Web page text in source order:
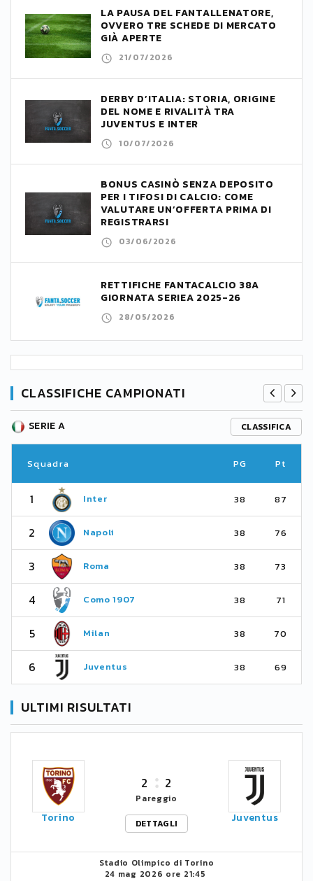
LA PAUSA DEL FANTALLENATORE,
OVVERO TRE SCHEDE DI MERCATO
GIÀ APERTE
21/07/2026
DERBY D’ITALIA: STORIA, ORIGINE
DEL NOME E RIVALITÀ TRA
JUVENTUS E INTER
10/07/2026
BONUS CASINÒ SENZA DEPOSITO
PER I TIFOSI DI CALCIO: COME
VALUTARE UN’OFFERTA PRIMA DI
REGISTRARSI
03/06/2026
RETTIFICHE FANTACALCIO 38A
GIORNATA SERIEA 2025-26
28/05/2026
CLASSIFICHE CAMPIONATI
SERIE A CLASSIFICA
Squadra PG Pt
1 Inter 38 87
2 Napoli 38 76
3 Roma 38 73
4 Como 1907 38 71
5 Milan 38 70
6 Juventus 38 69
ULTIMI RISULTATI
Torino
2 2
Pareggio
DETTAGLI
Juventus
Stadio Olimpico di Torino
24 mag 2026 ore 21:45